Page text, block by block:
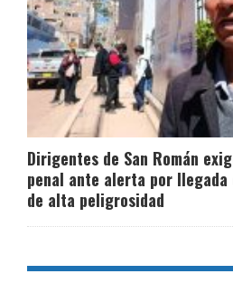
Dirigentes de San Román
penal ante alerta por llegada
de alta peligrosidad